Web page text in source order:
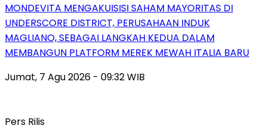
MONDEVITA MENGAKUISISI SAHAM MAYORITAS DI
UNDERSCORE DISTRICT, PERUSAHAAN INDUK
MAGLIANO, SEBAGAI LANGKAH KEDUA DALAM
MEMBANGUN PLATFORM MEREK MEWAH ITALIA BARU
Jumat, 7 Agu 2026 - 09:32 WIB
Pers Rilis